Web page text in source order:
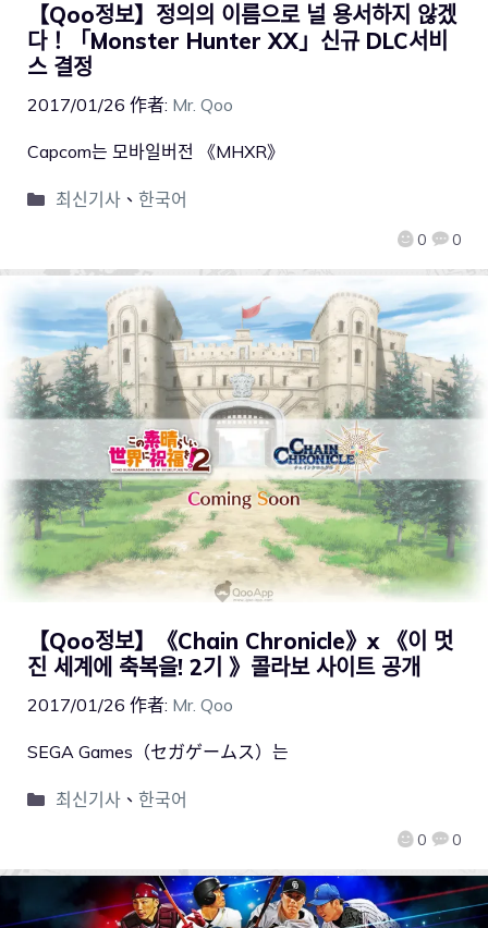
【Qoo정보】정의의 이름으로 널 용서하지 않겠
다！「Monster Hunter XX」신규 DLC서비
스 결정
2017/01/26 作者: Mr. Qoo
0 0
Capcom는 모바일버전 《MHXR》
최신기사、 한국어
【Qoo정보】《Chain Chronicle》x 《이 멋
진 세계에 축복을! 2기 》콜라보 사이트 공개
2017/01/26 作者: Mr. Qoo
0 0
SEGA Games（セガゲームス）는
최신기사、 한국어